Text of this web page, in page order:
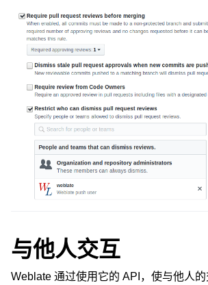
与他人交互
Weblate 通过使用它的 API，使与他人的